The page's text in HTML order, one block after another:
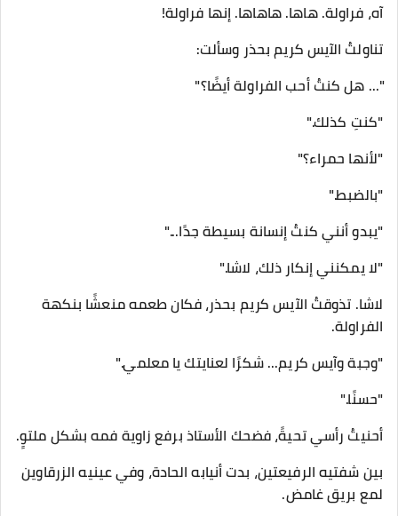
آه، فراولة. هاها. هاهاها. إنها فراولة!
تناولتُ الآيس كريم بحذر وسألت:
"... هل كنتُ أحب الفراولة أيضًا؟"
"كنتِ كذلك."
"لأنها حمراء؟"
"بالضبط."
"يبدو أنني كنتُ إنسانة بسيطة جدًا..."
"لا يمكنني إنكار ذلك، لاشا."
لاشا. تذوقتُ الآيس كريم بحذر، فكان طعمه منعشًا بنكهة
الفراولة.
"وجبة وآيس كريم... شكرًا لعنايتك يا معلمي."
"حسنًا."
أحنيتُ رأسي تحيةً، فضحك الأستاذ برفع زاوية فمه بشكل ملتوٍ.
بين شفتيه الرفيعتين، بدت أنيابه الحادة، وفي عينيه الزرقاوين
لمع بريق غامض.